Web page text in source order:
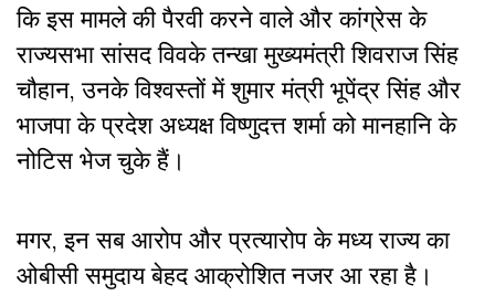
कि इस मामले की पैरवी करने वाले और कांग्रेस के
राज्यसभा सांसद विवके तन्खा मुख्यमंत्री शिवराज सिंह
चौहान, उनके विश्वस्तों में शुमार मंत्री भूपेंद्र सिंह और
भाजपा के प्रदेश अध्यक्ष विष्णुदत्त शर्मा को मानहानि के
नोटिस भेज चुके हैं।
मगर, इन सब आरोप और प्रत्यारोप के मध्य राज्य का
ओबीसी समुदाय बेहद आक्रोशित नजर आ रहा है।